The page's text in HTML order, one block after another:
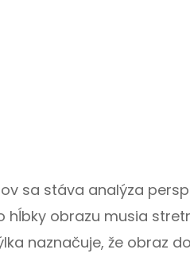
sa stáva analýza
obrazu musia
naznačuje, že obraz